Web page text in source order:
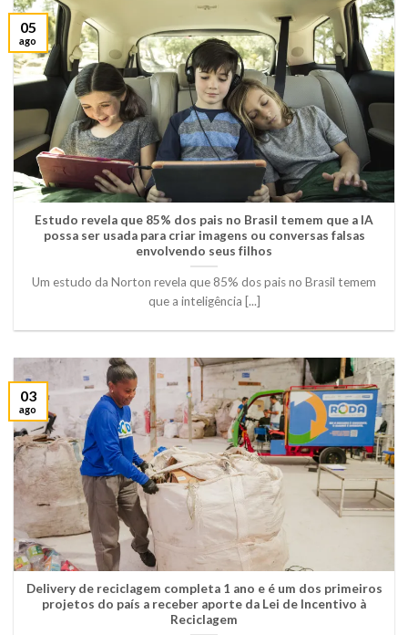
Estudo revela que 85% dos pais no Brasil temem que a IA
possa ser usada para criar imagens ou conversas falsas
envolvendo seus filhos
Um estudo da Norton revela que 85% dos pais no Brasil temem
que a inteligência [...]
05
ago
Delivery de reciclagem completa 1 ano e é um dos primeiros
projetos do país a receber aporte da Lei de Incentivo à
Reciclagem
03
ago